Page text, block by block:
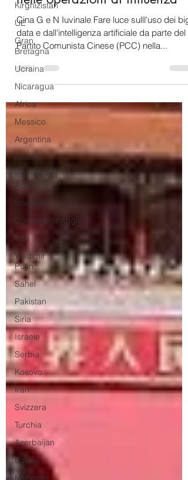
Kirghizistan
UE
Gran
Bretagna
Ucraina
Nicaragua
Africa
Messico
Argentina
Brasile
Intelligenza
Artificiale
Intelligence
Controspionaggio
Iran
Vladimir
Putin
Sahel
Pakistan
Siria
Israele
Serbia
Kosovo
Iran
Svizzera
Turchia
Azerbaijan
Bolivia
Mongolia
Cina: uso di big data e dell'IA
nelle operazioni di influenza
Cina G e N Iuvinale Fare luce sulll'uso dei big
Partito Comunista Cinese (PCC) nella...